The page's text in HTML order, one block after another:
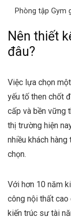
Phòng tập Gym
Nên thiết
đâu?
Việc lựa chọn
yếu tố then chốt
cấp và bền vững
thị trường hiện
nhiều khách
chọn.
Với hơn 10 năm
công nội thất
kiến trúc sư tài